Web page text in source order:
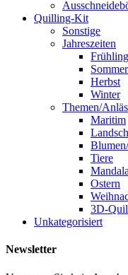
Quilling-Kit
Sonstige
Jahreszeiten
Frühling
Sommer
Herbst
Winter
Themen/
Maritim
Tiere
Mandala
Ostern
3D-
Unkategorisiert
Newsletter